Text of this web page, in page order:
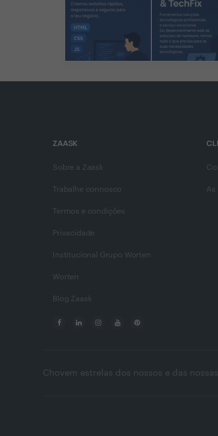
ZAASK
Sobre a Zaask
Trabalhe connosco
Termos e condições
Privacidade
Institucional Grupo Worten
Worten
Blog Zaask
As
Chovem estrelas dos nossos e das